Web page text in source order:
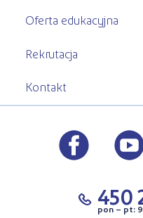
Oferta edukacyjna
Rekrutacja
Kontakt
450
pon – pt: